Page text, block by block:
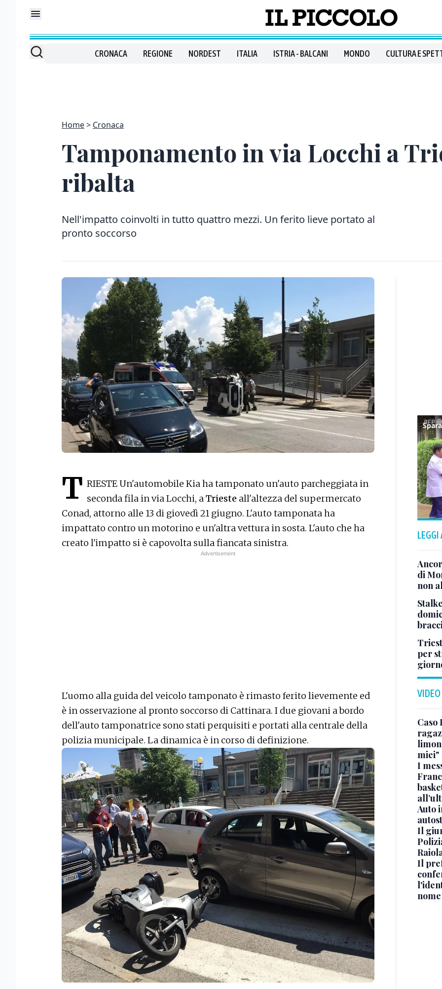
CRONACA REGIONE NORDEST ITALIA ISTRIA - BALCANI MONDO CULTURA E
Home Cronaca
Tamponamento in via Locchi a
ribalta
Nell'impatto coinvolti in tutto quattro mezzi. Un ferito lieve portato al
pronto soccorso
T RIESTE Un'automobile Kia ha tamponato un'auto parcheggiata in
seconda fila in via Locchi, aTrieste all'altezza del supermercato
Conad, attorno alle 13 di giovedì 21 giugno. L'auto tamponata ha
impattato contro un motorino e un'altra vettura in sosta. L'auto che ha
creato l'impatto si è capovolta sulla fiancata sinistra.
L'uomo alla guida del veicolo tamponato è rimasto ferito lievemente ed
è in osservazione al pronto soccorso di Cattinara. I due giovani a bordo
dell'auto tamponatrice sono stati perquisiti e portati alla centrale della
polizia municipale. La dinamica è in corso di definizione.
LEGGI
di
non
per
VIDEO
Caso
miei"
I
Auto
Il
Il
nome